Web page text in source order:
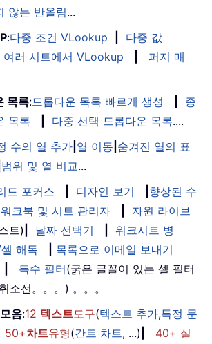
않는 반올림...
:다중 조건 VLookup
다중 값
여러 시트에서 VLookup
퍼지 매
목록:드롭다운 목록 빠르게 생성
종
목록
다중 선택 드롭다운 목록....
수의 열 추가 열 이동 숨겨진 열의 표
범위 및 열 비교...
드 포커스 디자인 보기
향상된 수
워크북 및 시트 관리자
자원 라이브
트) 날짜 선택기
워크시트 병
해독
목록으로 이메일 보내기
특수 필터(굵은 글꼴이 있는 셀 필터
소선。。。) 。。。
음:12 텍스트도구(텍스트 추가,특정 문
50+차트유형(간트 차트, ...)
40+ 실